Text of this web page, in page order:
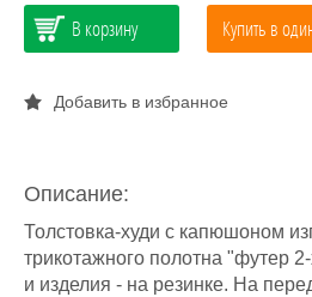
В корзину Купить в
Добавить в избранное
Описание:
Толстовка-худи с капюшоном
трикотажного полотна "футер
и изделия - на резинке. На